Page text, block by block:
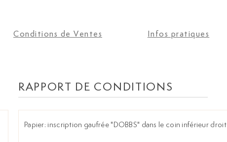
Conditions de Ventes Infos pratiques
RAPPORT DE CONDITIONS
Papier: inscription gaufrée "DOBBS" dans le coin inférieur droit